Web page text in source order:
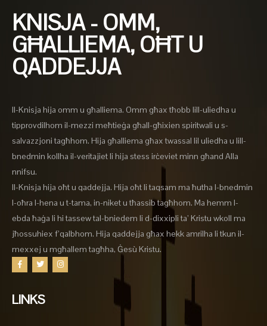
KNISJA - OMM,
GĦALLIEMA, OĦT U
QADDEJJA
Il-Knisja hija omm u għalliema. Omm għax tħobb lill-uliedha u
tipprovdilhom il-mezzi meħtieġa għall-għixien spiritwali u s-
salvazzjoni tagħhom. Hija għalliema għax twassal lil uliedha u lill-
bnedmin kollha il-veritajiet li hija stess irċeviet minn għand Alla
nnifsu.
Il-Knisja hija oħt u qaddejja. Hija oħt li taqsam ma ħutha l-bnedmin
l-oħra l-hena u t-tama, in-niket u tħassib tagħhom. Ma hemm l-
ebda ħaġa li hi tassew tal-bniedem li d-dixxipli ta’ Kristu wkoll ma
jħossuhiex f’qalbhom. Hija qaddejja għax hekk amrilha li tkun il-
mexxej u mgħallem tagħha, Ġesù Kristu.
LINKS